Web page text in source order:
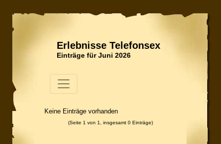
Erlebnisse Telefonsex
Einträge für Juni 2026
Keine Einträge vorhanden
(Seite 1 von 1, insgesamt 0 Einträge)